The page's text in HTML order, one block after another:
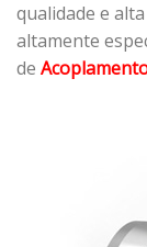
qualidade e
altamente
de